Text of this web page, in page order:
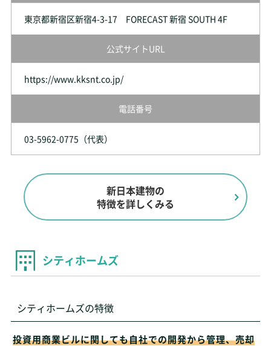
東京都新宿区新宿4-3-17 FORECAST 新宿 SOUTH 4F
公式サイトURL
https://www.kksnt.co.jp/
電話番号
03-5962-0775（代表）
新日本建物の
特徴を詳しくみる
シティホームズ
シティホームズの特徴
投資用商業ビルに関しても自社での開発から管理、売却